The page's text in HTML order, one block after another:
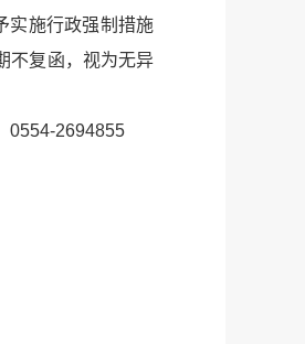
实施行政强制措施
不复函，视为无异
0554-2694855